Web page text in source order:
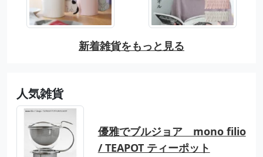
新着雑貨をもっと見る
人気雑貨
優雅でブルジョア mono filio
/ TEAPOT ティーポット